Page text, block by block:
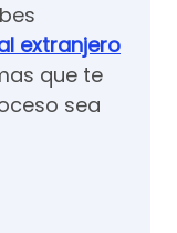
extranjero
que te
sea